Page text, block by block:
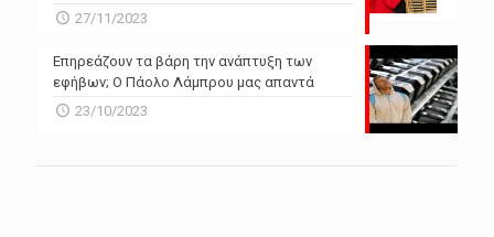
27/11/2023
Επηρεάζουν τα βάρη την ανάπτυξη των
εφήβων; Ο Πάολο Λάμπρου μας απαντά
23/10/2023